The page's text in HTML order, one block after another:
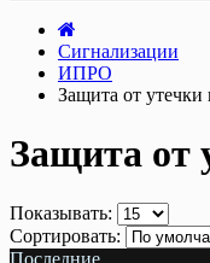
Сигнализации
ИПРО
Защита от утечки
Защита от
Показывать:
Сортировать:
Последние